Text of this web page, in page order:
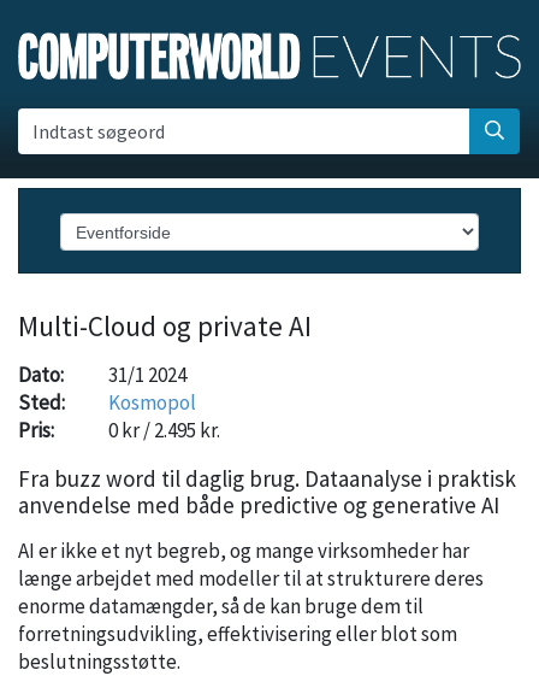
Indtast søgeord
Multi-Cloud og private AI
Dato:
31/1 2024
Sted:
Kosmopol
Pris:
0 kr / 2.495 kr.
Fra buzz word til daglig brug. Dataanalyse i praktisk
anvendelse med både predictive og generative AI
AI er ikke et nyt begreb, og mange virksomheder har
længe arbejdet med modeller til at strukturere deres
enorme datamængder, så de kan bruge dem til
forretningsudvikling, effektivisering eller blot som
beslutningsstøtte.